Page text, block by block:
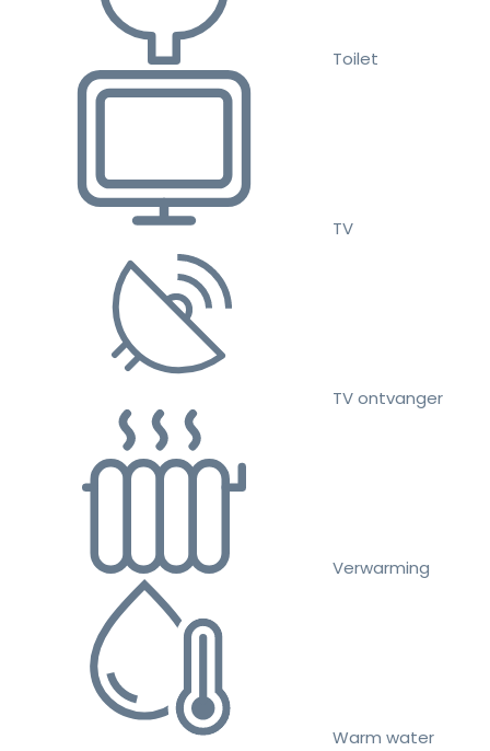
Toilet
TV
TV ontvanger
Verwarming
Warm water